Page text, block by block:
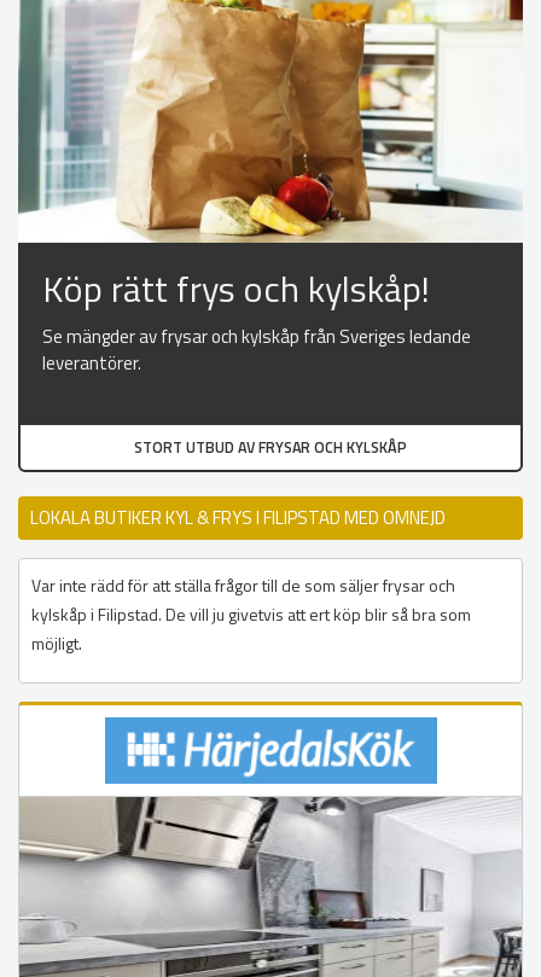
Köp rätt frys och kylskåp!
Se mängder av frysar och kylskåp från Sveriges ledande
leverantörer.
STORT UTBUD AV FRYSAR OCH KYLSKÅP
LOKALA BUTIKER KYL & FRYS I FILIPSTAD MED OMNEJD
Var inte rädd för att ställa frågor till de som säljer frysar och
kylskåp i Filipstad. De vill ju givetvis att ert köp blir så bra som
möjligt.